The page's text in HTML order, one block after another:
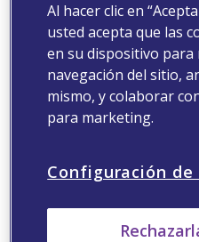
Al hacer clic en
usted acepta que las
en su dispositivo para
navegación del sitio,
mismo, y colaborar
para marketing.
Configuración de